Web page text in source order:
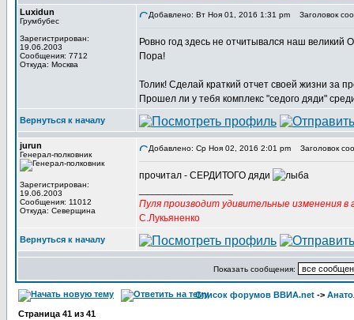
Luxidun
Грумбубес
Зарегистрирован:
19.06.2003
Сообщения: 7712
Откуда: Москва
Добавлено: Вт Ноя 01, 2016 1:31 pm Заголовок
Ровно год здесь не отчитывался наш великий
Пора!
Толик! Сделай краткий отчет своей жизни за
Прошел ли у тебя комплекс "седого дяди"
Вернуться к началу
jurun
Генерал-полковник
Зарегистрирован:
19.06.2003
Сообщения: 11012
Откуда: Северщина
Добавлено: Ср Ноя 02, 2016 2:01 pm Заголовок
прочитал - СЕРДИТОГО дяди
Пуля производит удивительные изменения в
С.Лукьяненко
Вернуться к началу
Показать сообщения:
Список форумов ВВИА.net ->
Страница 41 из 41